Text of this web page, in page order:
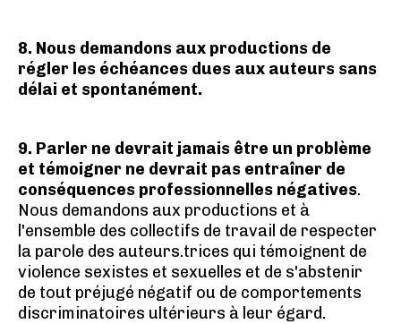
8. Nous demandons aux productions de
régler les échéances dues aux auteurs sans
délai et spontanément.
9. Parler ne devrait jamais être un problème
et témoigner ne devrait pas entraîner de
conséquences professionnelles négatives.
Nous demandons aux productions et à
l'ensemble des collectifs de travail de respecter
la parole des auteurs.trices qui témoignent de
violence sexistes et sexuelles et de s'abstenir
de tout préjugé négatif ou de comportements
discriminatoires ultérieurs à leur égard.